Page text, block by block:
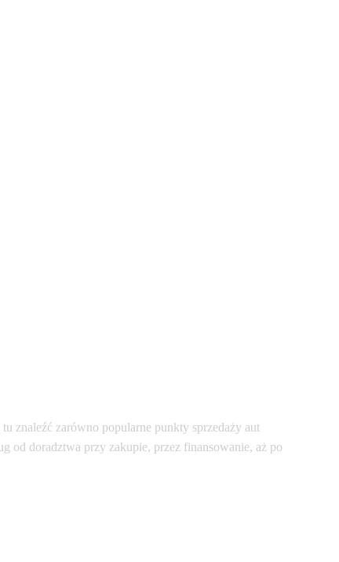
znaleźć zarówno popularne punkty sprzedaży aut
od doradztwa przy zakupie, przez finansowanie, aż po